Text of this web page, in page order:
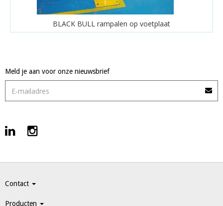
BLACK BULL rampalen op voetplaat
Meld je aan voor onze nieuwsbrief
Contact
Producten